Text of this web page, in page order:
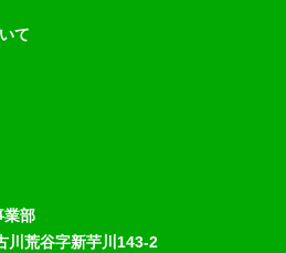
て
業部
川荒谷字新芋川143-2